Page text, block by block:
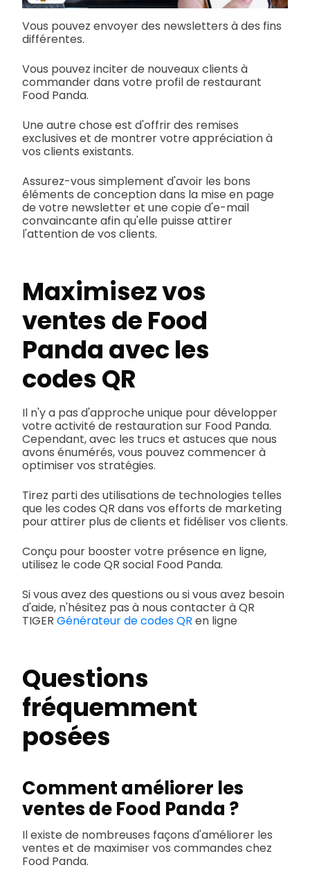
Vous pouvez envoyer des newsletters à des fins
différentes.
Vous pouvez inciter de nouveaux clients à
commander dans votre profil de restaurant
Food Panda.
Une autre chose est d'offrir des remises
exclusives et de montrer votre appréciation à
vos clients existants.
Assurez-vous simplement d'avoir les bons
éléments de conception dans la mise en page
de votre newsletter et une copie d'e-mail
convaincante afin qu'elle puisse attirer
l'attention de vos clients.
Maximisez vos
ventes de Food
Panda avec les
codes QR
Il n'y a pas d'approche unique pour développer
votre activité de restauration sur Food Panda.
Cependant, avec les trucs et astuces que nous
avons énumérés, vous pouvez commencer à
optimiser vos stratégies.
Tirez parti des utilisations de technologies telles
que les codes QR dans vos efforts de marketing
pour attirer plus de clients et fidéliser vos clients.
Conçu pour booster votre présence en ligne,
utilisez le code QR social Food Panda.
Si vous avez des questions ou si vous avez besoin
d'aide, n'hésitez pas à nous contacter à QR
TIGER Générateur de codes QR en ligne
Questions
fréquemment
posées
Comment améliorer les
ventes de Food Panda ?
Il existe de nombreuses façons d'améliorer les
ventes et de maximiser vos commandes chez
Food Panda.